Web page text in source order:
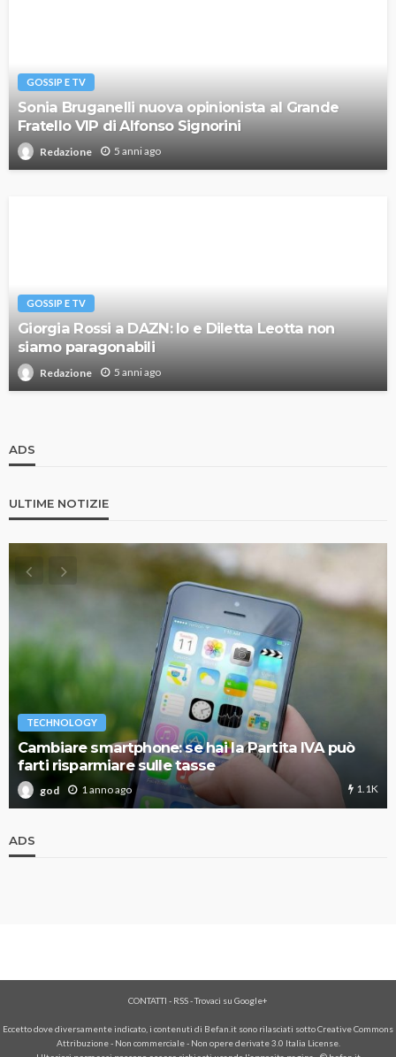
GOSSIP E TV
Sonia Bruganelli nuova opinionista al Grande
Fratello VIP di Alfonso Signorini
Redazione 5 anni ago
GOSSIP E TV
Giorgia Rossi a DAZN: Io e Diletta Leotta non
siamo paragonabili
Redazione 5 anni ago
ADS
ULTIME NOTIZIE
TECHNOLOGY
Cambiare smartphone: se hai la Partita IVA può
farti risparmiare sulle tasse
god 1 anno ago 1.1K
ADS
CONTATTI - RSS-Trovaci su Google+
Eccetto dove diversamente indicato, i contenuti di Befan.it sono rilasciati sotto Creative Commons
Attribuzione - Non commerciale - Non opere derivate 3.0 Italia License.